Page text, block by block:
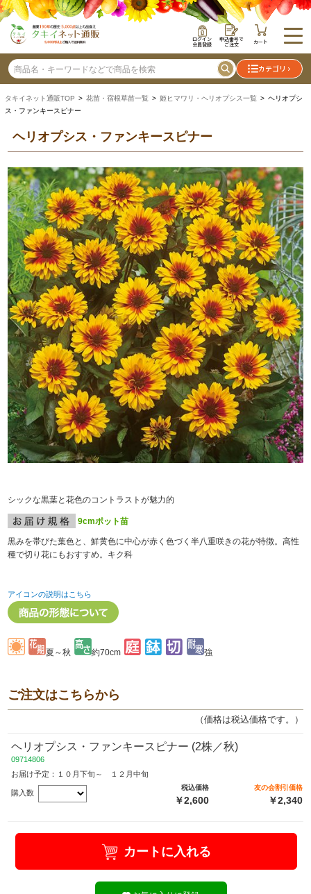
ログイン
会員登録
申込番号で
ご注文 カート
カテゴリ
タキイネット通販TOP > 花苗・宿根草苗一覧 > 姫ヒマワリ・ヘリオプシス一覧 > ヘリオプシ
ス・ファンキースピナー
ヘリオプシス・ファンキースピナー
シックな黒葉と花色のコントラストが魅力的
9cmポット苗
黒みを帯びた葉色と、鮮黄色に中心が赤く色づく半八重咲きの花が特徴。高性
種で切り花にもおすすめ。キク科
アイコンの説明はこちら
夏～秋 約70cm 強
ご注文はこちらから
（価格は税込価格です。）
ヘリオプシス・ファンキースピナー (2株／秋)
09714806
お届け予定：１０月下旬～ １２月中旬
購入数
税込価格
￥2,600
友の会割引価格
￥2,340
カートに入れる